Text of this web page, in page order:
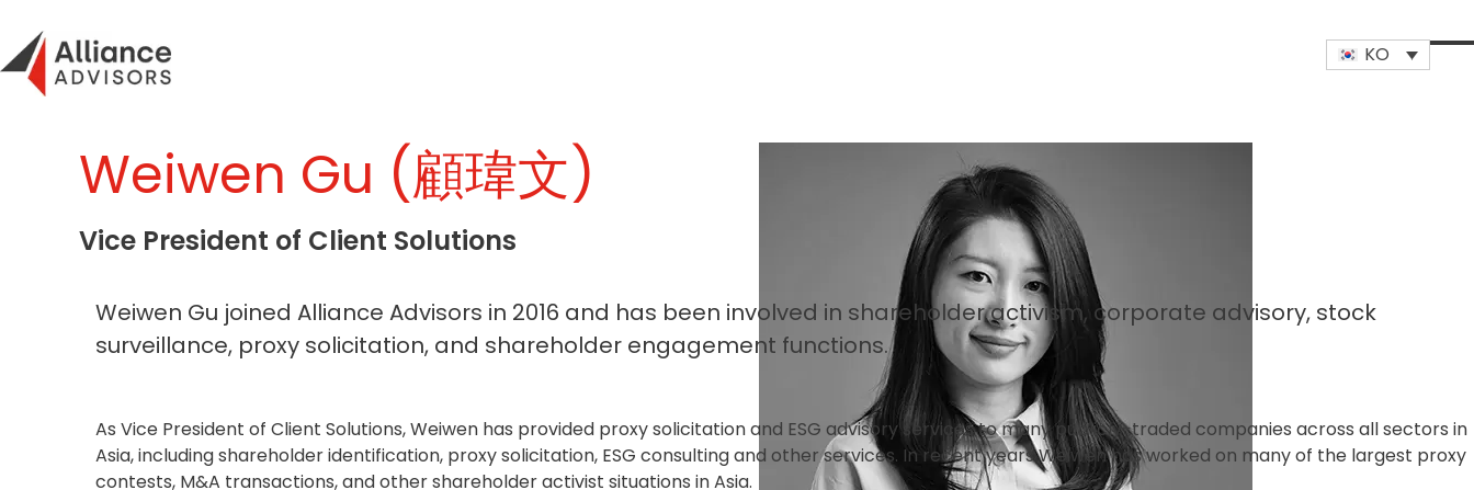
content
KO
Weiwen Gu (顧瑋文)
Vice President of Client Solutions
Weiwen Gu joined Alliance Advisors in 2016 and has been involved in shareholder activism, corporate advisory, stock
surveillance, proxy solicitation, and shareholder engagement functions.
As Vice President of Client Solutions, Weiwen has provided proxy solicitation and ESG advisory services to many publicly-traded companies across all sectors in
Asia, including shareholder identification, proxy solicitation, ESG consulting and other services. In recent years Weiwen has worked on many of the largest proxy
contests, M&A transactions, and other shareholder activist situations in Asia.